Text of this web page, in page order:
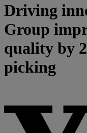
Driving
Group
quality by
picking